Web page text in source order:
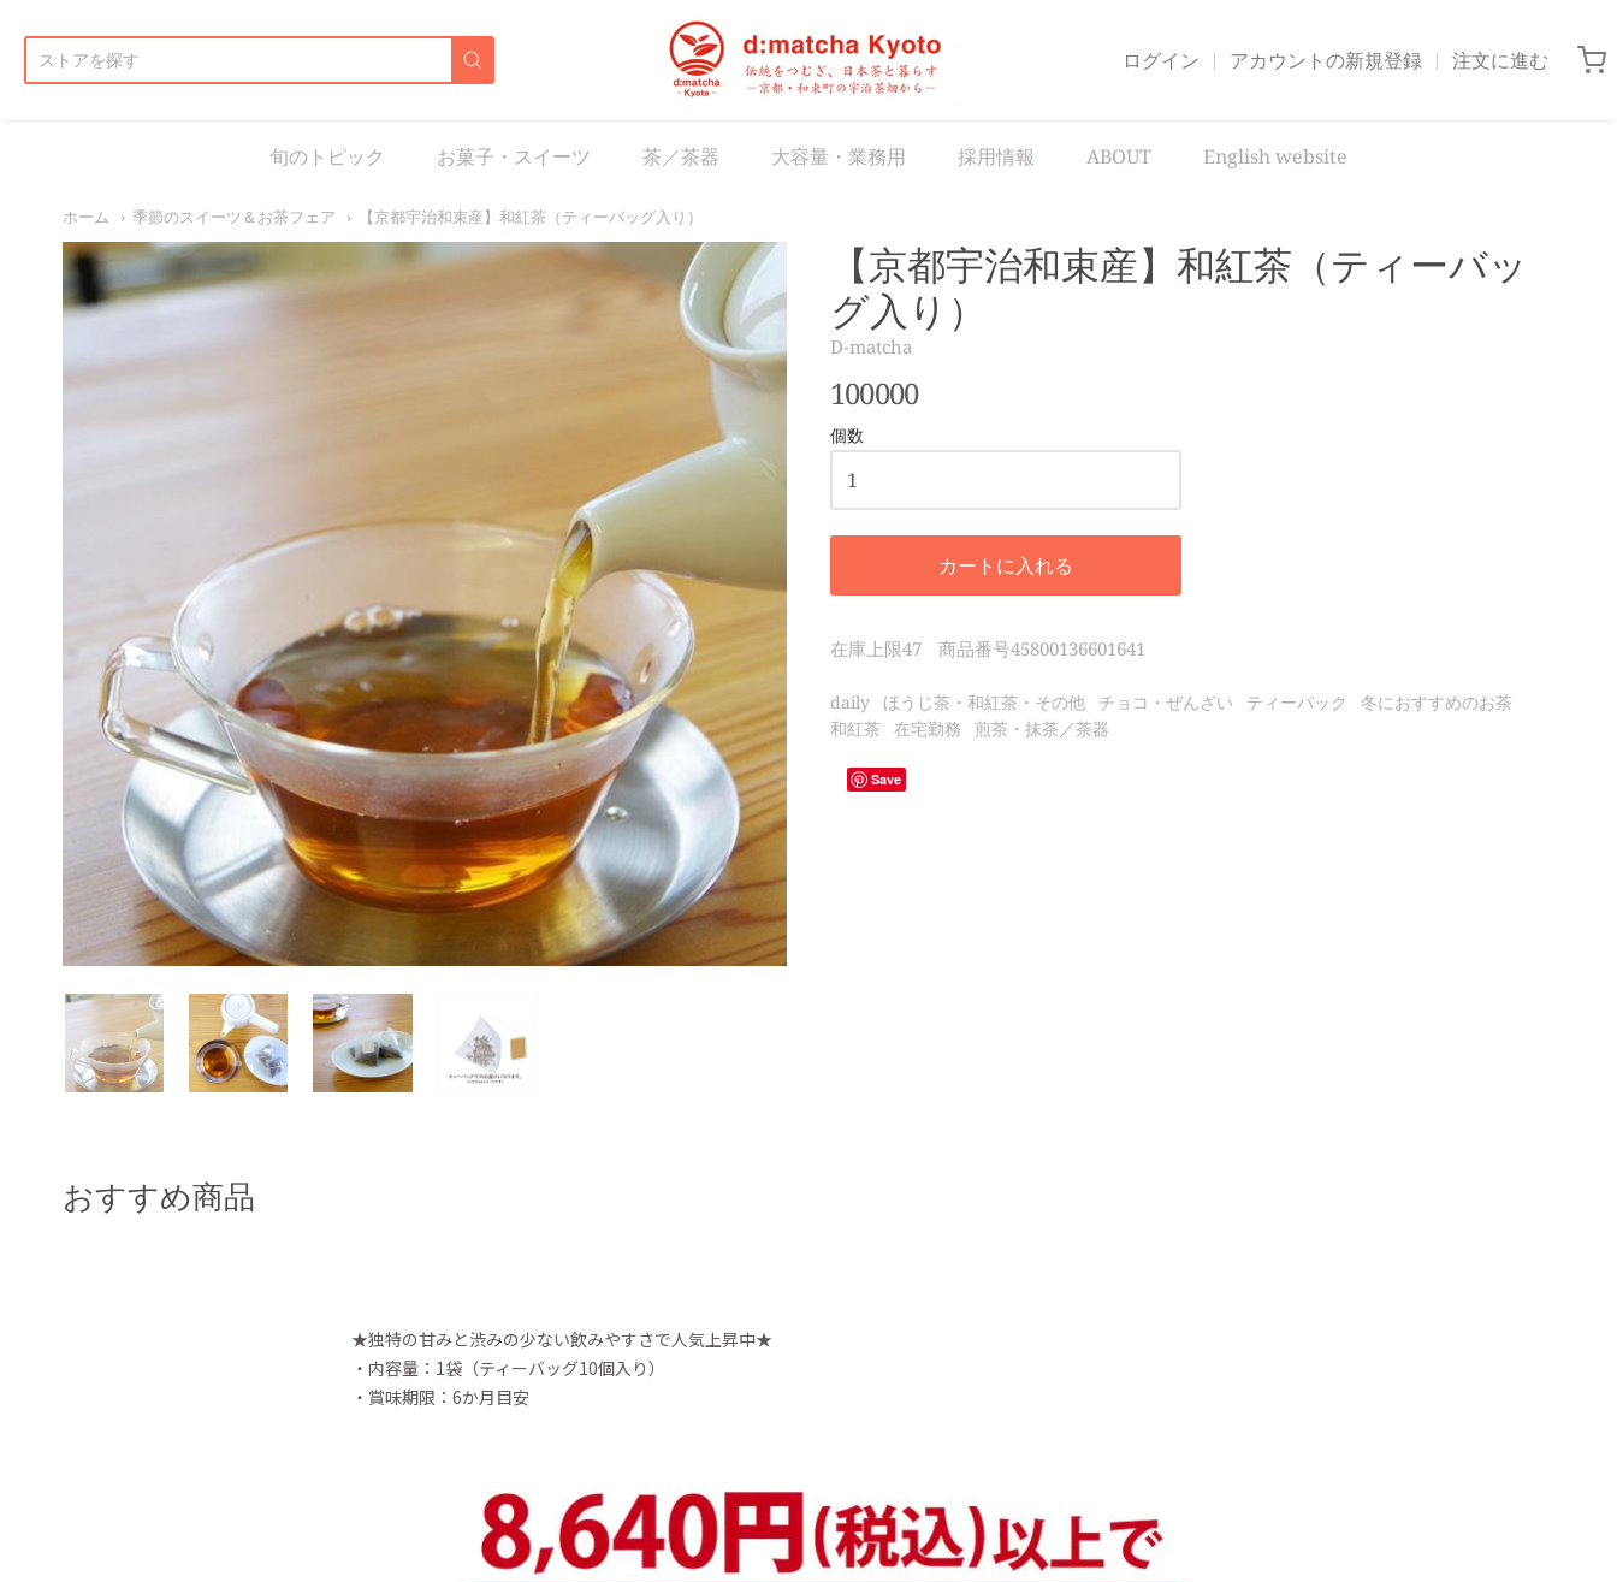
d:matcha Japan ログイン アカウントの新規登録 注文に進む
旬のトピック お菓子・スイーツ 茶／茶器 大容量・業務用 採用情報 ABOUT English website
ホーム 季節のスイーツ＆お茶フェア 【京都宇治和束産】和紅茶（ティーバッグ入り）
【京都宇治和束産】和紅茶（ティーバッ
グ入り）
D-matcha
100000
個数
カートに入れる
在庫上限47 商品番号45800136601641
daily ほうじ茶・和紅茶・その他 チョコ・ぜんざい ティーパック
冬におすすめのお茶
和紅茶 在宅勤務 煎茶・抹茶／茶器
Save
おすすめ商品
★独特の甘みと渋みの少ない飲みやすさで人気上昇中★
・内容量：1袋（ティーバッグ10個入り）
・賞味期限：6か月目安